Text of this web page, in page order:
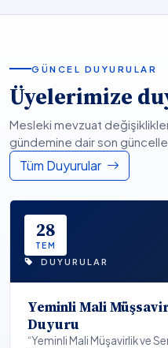
GÜNCEL DUYURULAR
Üyelerimize
Mesleki mevzuat
gündemine dair son
Tüm Duyurular
28
TEM
DUYURULAR
Yeminli Mali
Duyuru
“Yeminli Mali Müşavirlik ve